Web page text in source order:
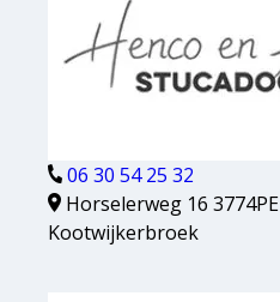
06 30 54 25 32
Horselerweg 16 3774PE
Kootwijkerbroek